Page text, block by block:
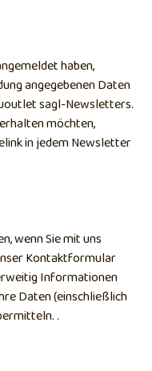
haben,
angegebenen Daten
sagl-Newsletters.
möchten,
in jedem Newsletter
wenn Sie mit uns
Kontaktformular
Informationen
Daten (einschließlich
.